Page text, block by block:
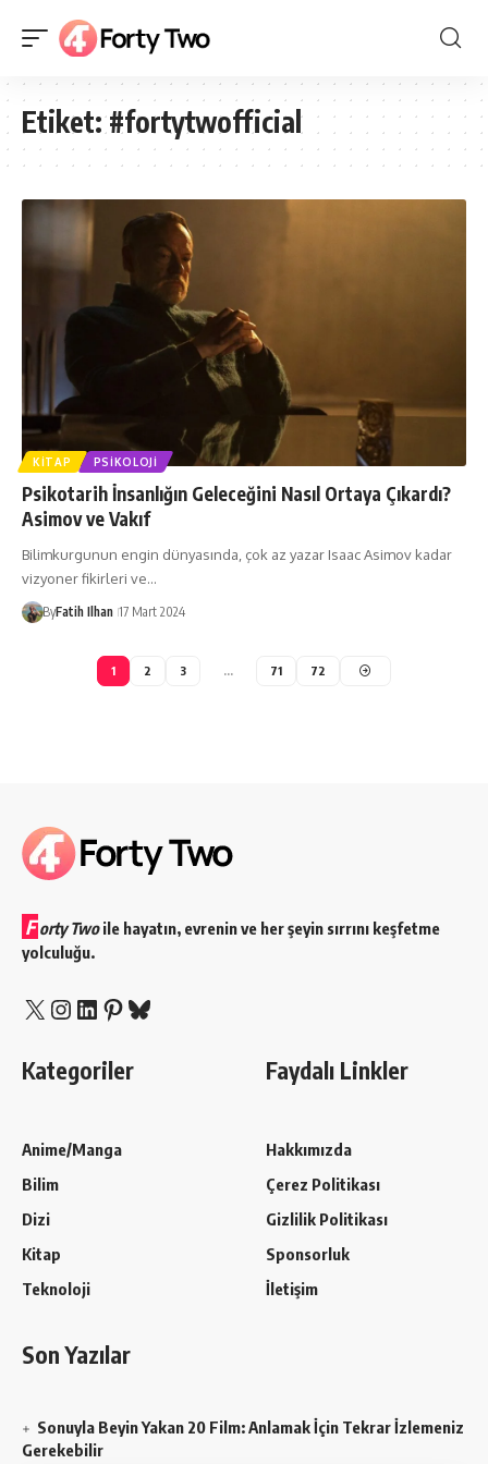
Etiket:#fortytwofficial
KITAP PSIKOLOJI
Psikotarih İnsanlığın Geleceğini Nasıl Ortaya Çıkardı?
Asimov ve Vakıf
Bilimkurgunun engin dünyasında, çok az yazar Isaac Asimov kadar
vizyoner fikirleri ve…
ByFatih Ilhan 17 Mart 2024
1 2 3 … 71 72
F orty Twoile hayatın, evrenin ve her şeyin sırrını keşfetme
yolculuğu.
X Instagram
LinkedIn
Pinterest
Bluesky
Kategoriler
Anime/Manga
Bilim
Dizi
Kitap
Teknoloji
Faydalı Linkler
Hakkımızda
Çerez Politikası
Gizlilik Politikası
Sponsorluk
İletişim
Son Yazılar
Sonuyla Beyin Yakan 20 Film: Anlamak İçin Tekrar İzlemeniz
Gerekebilir